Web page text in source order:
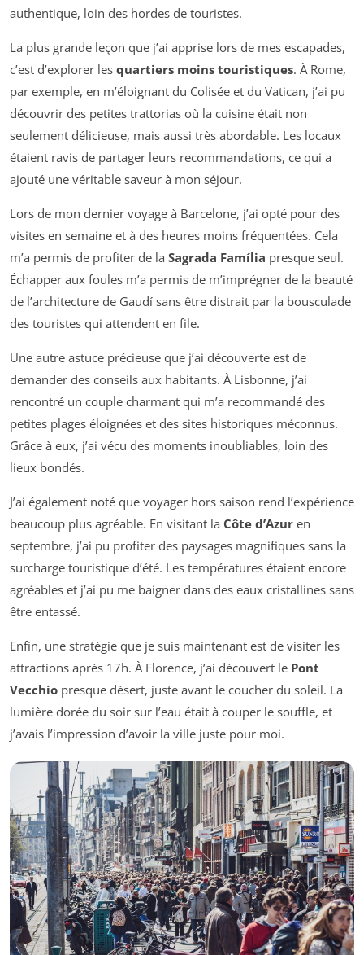
authentique, loin des hordes de touristes.
La plus grande leçon que j’ai apprise lors de mes escapades,
c’est d’explorer les quartiers moins touristiques. À Rome,
par exemple, en m’éloignant du Colisée et du Vatican, j’ai pu
découvrir des petites trattorias où la cuisine était non
seulement délicieuse, mais aussi très abordable. Les locaux
étaient ravis de partager leurs recommandations, ce qui a
ajouté une véritable saveur à mon séjour.
Lors de mon dernier voyage à Barcelone, j’ai opté pour des
visites en semaine et à des heures moins fréquentées. Cela
m’a permis de profiter de la Sagrada Família presque seul.
Échapper aux foules m’a permis de m’imprégner de la beauté
de l’architecture de Gaudí sans être distrait par la bousculade
des touristes qui attendent en file.
Une autre astuce précieuse que j’ai découverte est de
demander des conseils aux habitants. À Lisbonne, j’ai
rencontré un couple charmant qui m’a recommandé des
petites plages éloignées et des sites historiques méconnus.
Grâce à eux, j’ai vécu des moments inoubliables, loin des
lieux bondés.
J’ai également noté que voyager hors saison rend l’expérience
beaucoup plus agréable. En visitant la Côte d’Azur en
septembre, j’ai pu profiter des paysages magnifiques sans la
surcharge touristique d’été. Les températures étaient encore
agréables et j’ai pu me baigner dans des eaux cristallines sans
être entassé.
Enfin, une stratégie que je suis maintenant est de visiter les
attractions après 17h. À Florence, j’ai découvert le Pont
Vecchio presque désert, juste avant le coucher du soleil. La
lumière dorée du soir sur l’eau était à couper le souffle, et
j’avais l’impression d’avoir la ville juste pour moi.